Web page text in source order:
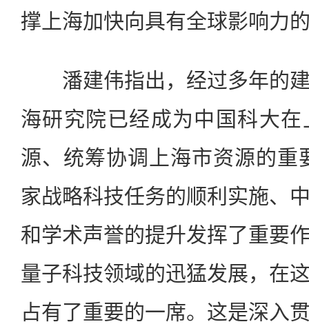
撑上海加快向具有全球影响力
潘建伟指出，经过多年的建
海研究院已经成为中国科大
源、统筹协调上海市资源的重
家战略科技任务的顺利实施、
和学术声誉的提升发挥了重要
量子科技领域的迅猛发展，在
占有了重要的一席。这是深入